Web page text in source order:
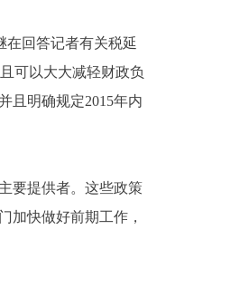
回答记者有关税延
可以大大减轻财政负
且明确规定2015年内
要提供者。这些政策
加快做好前期工作，